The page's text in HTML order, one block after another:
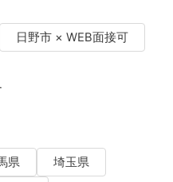
日野市 × WEB面接可
県
埼玉県